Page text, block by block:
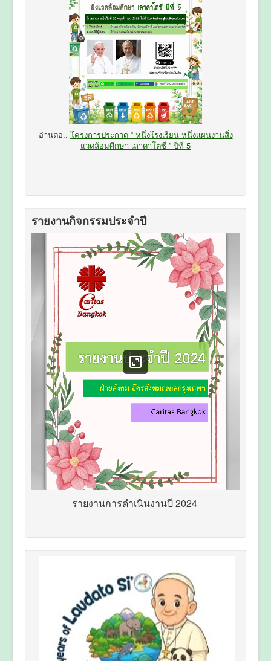
อ่านต่อ.. โครงการประกวด “ หนึ่งโรงเรียน หนึ่งแผนงานสิ่ง
แวดล้อมศึกษา เลาดาโตซี ” ปีที่ 5
รายงานกิจกรรมประจำปี
รายงานการดำเนินงานปี 2024